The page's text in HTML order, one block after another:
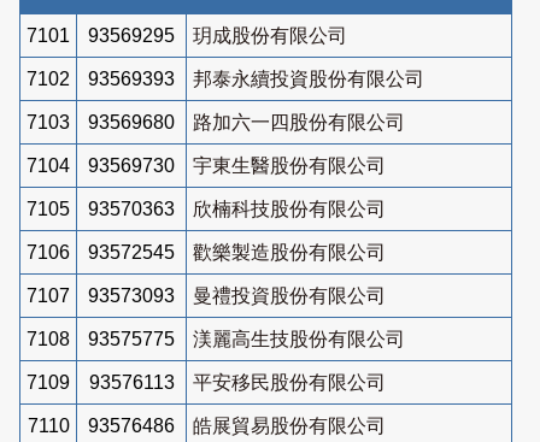
7101 93569295 玥成股份有限公司
7102 93569393 邦泰永續投資股份有限公司
7103 93569680 路加六一四股份有限公司
7104 93569730 宇東生醫股份有限公司
7105 93570363 欣楠科技股份有限公司
7106 93572545 歡樂製造股份有限公司
7107 93573093 曼禮投資股份有限公司
7108 93575775 渼麗高生技股份有限公司
7109 93576113 平安移民股份有限公司
7110 93576486 皓展貿易股份有限公司